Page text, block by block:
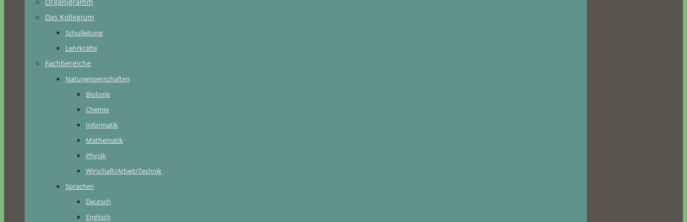
Das Kollegium
Schulleitung
Lehrkräfte
Fachbereiche
Naturwissenschaften
Biologie
Chemie
Informatik
Mathematik
Physik
Wirschaft/Arbeit/Technik
Sprachen
Deutsch
Englisch